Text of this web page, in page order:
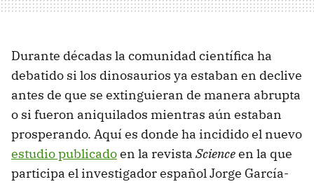
Durante décadas la comunidad científica ha
debatido si los dinosaurios ya estaban en declive
antes de que se extinguieran de manera abrupta
o si fueron aniquilados mientras aún estaban
prosperando. Aquí es donde ha incidido el nuevo
estudio publicadoen la revista Scienceen la que
participa el investigador español Jorge García-